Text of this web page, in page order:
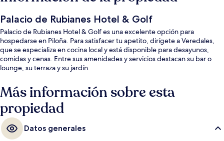
Palacio de Rubianes Hotel & Golf
Palacio de Rubianes Hotel & Golf es una excelente opción para
hospedarse en Piloña. Para satisfacer tu apetito, dirígete a Veredales,
que se especializa en cocina local y está disponible para desayunos,
comidas y cenas. Entre sus amenidades y servicios destacan su bar o
lounge, su terraza y su jardín.
Más información sobre esta
propiedad
Datos generales